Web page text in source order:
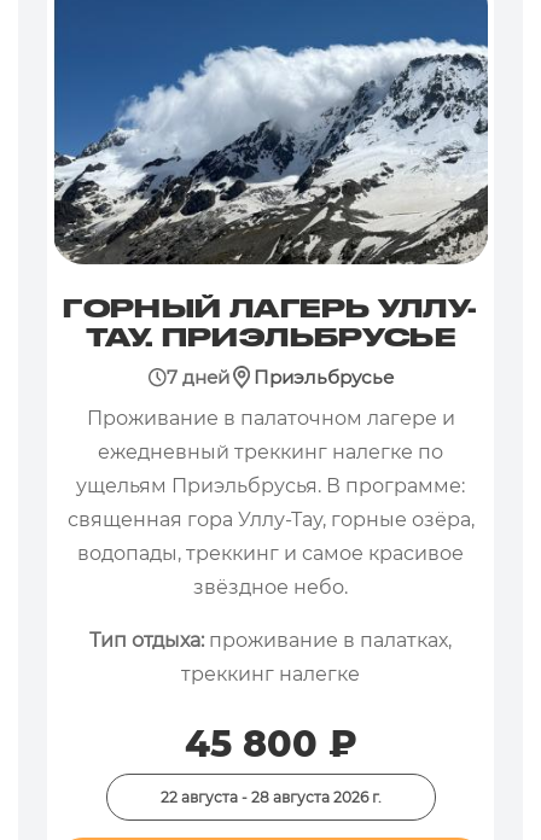
ГОРНЫЙ ЛАГЕРЬ УЛЛУ-
ТАУ. ПРИЭЛЬБРУСЬЕ
7 дней
Приэльбрусье
Проживание в палаточном лагере и
ежедневный треккинг налегке по
ущельям Приэльбрусья. В программе:
священная гора Уллу-Тау, горные озёра,
водопады, треккинг и самое красивое
звёздное небо.
Тип отдыха: проживание в палатках,
треккинг налегке
45 800 ₽
22 августа - 28 августа 2026 г.